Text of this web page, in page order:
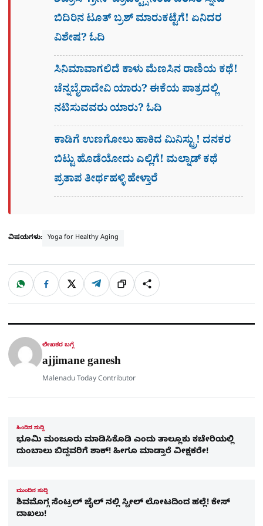
ಬಿದಿರಿನ ಟೂತ್ ಬ್ರಶ್ ಮಾರುಕಟ್ಟೆಗೆ! ಏನಿದರ
ವಿಶೇಷ? ಓದಿ
ಸಿನಿಮಾವಾಗಲಿದೆ ಕಾಳು ಮೆಣಸಿನ ರಾಣಿಯ ಕಥೆ!
ಚೆನ್ನಬೈರಾದೇವಿ ಯಾರು? ಈಕೆಯ ಪಾತ್ರದಲ್ಲಿ
ನಟಿಸುವವರು ಯಾರು? ಓದಿ
ಕಾಡಿಗೆ ಉಣಗೋಲು ಹಾಕಿದ ಮಿನಿಸ್ಟ್ರು! ದನಕರ
ಬಿಟ್ಟು ಹೊಡೆಯೋದು ಎಲ್ಲಿಗೆ! ಮಲ್ನಾಡ್ ಕಥೆ
ಪ್ರತಾಪ ತೀರ್ಥಹಳ್ಳಿ ಹೇಳ್ತಾರೆ
ವಿಷಯಗಳು: Yoga for Healthy Aging
ಹಂಚಿಕೊಳ್ಳಿ
W
a
t
p
F
c
e
o
X T
l
e
a
ಲಿಂ
ಕ್
S
h
a
ಲೇಖಕರ ಬಗ್ಗೆ
ajjimane ganesh
Malenadu Today Contributor
ಹಿಂದಿನ ಸುದ್ದಿ
ಭೂಮಿ ಮಂಜೂರು ಮಾಡಿಸಿಕೊಡಿ ಎಂದು ತಾಲ್ಲೂಕು ಕಚೇರಿಯಲ್ಲಿ
ದುಂಬಾಲು ಬಿದ್ದವರಿಗೆ ಶಾಕ್! ಹೀಗೂ ಮಾಡ್ತಾರೆ ವೀಕ್ಷಕರೇ!
ಮುಂದಿನ ಸುದ್ದಿ
ಶಿವಮೊಗ್ಗ ಸೆಂಟ್ರಲ್​ ಜೈಲ್​ ನಲ್ಲಿ ಸ್ಟೀಲ್​ ಲೋಟದಿಂದ ಹಲ್ಲೆ! ಕೇಸ್
ದಾಖಲು!